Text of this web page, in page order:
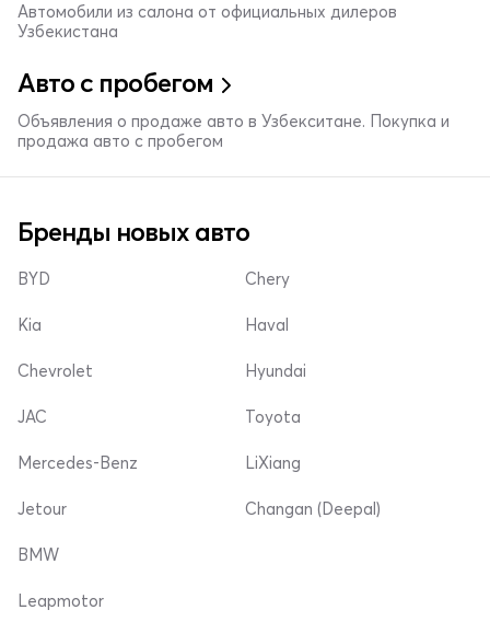
Автомобили из салона от официальных дилеров
Узбекистана
Авто с пробегом
Объявления о продаже авто в Узбекситане. Покупка и
продажа авто с пробегом
Бренды новых авто
BYD
Kia
Chevrolet
Chery
Haval
Hyundai
JAC
Mercedes-Benz
Jetour
Toyota
LiXiang
Changan (Deepal)
BMW
Leapmotor